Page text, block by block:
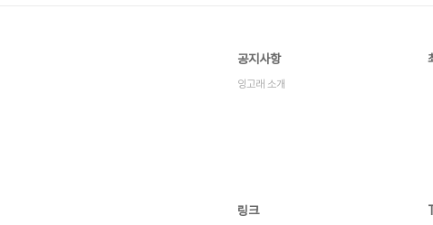
공지사항
잉고래 소개
링크